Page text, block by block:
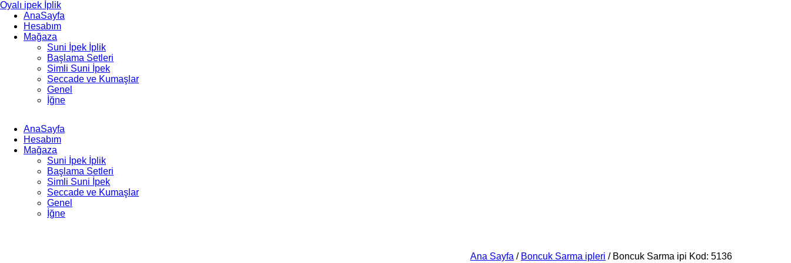
Oyalı ipek İplik
AnaSayfa
Hesabım
Mağaza
Suni İpek İplik
Başlama Setleri
Simli Suni İpek
Seccade ve Kumaşlar
Genel
İğne
AnaSayfa
Hesabım
Mağaza
Suni İpek İplik
Başlama Setleri
Simli Suni İpek
Seccade ve Kumaşlar
Genel
İğne
Ana Sayfa / Boncuk Sarma ipleri / Boncuk Sarma ipi Kod: 5136